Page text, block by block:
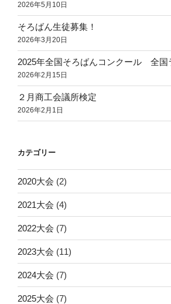
2026年5月10日
そろばん生徒募集！
2026年3月20日
2025年全国そろばんコンクール 全国
2026年2月15日
２月商工会議所検定
2026年2月1日
カテゴリー
2020大会 (2)
2021大会 (4)
2022大会 (7)
2023大会 (11)
2024大会 (7)
2025大会 (7)